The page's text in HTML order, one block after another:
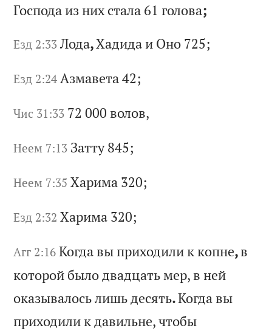
Господа из них стала 61 голова;
Езд 2:33 Лода,Хадида и Оно 725;
Езд 2:24 Азмавета42;
Чис 31:33 72 000 волов,
Неем 7:13 Затту 845;
Неем 7:35 Харима 320;
Езд 2:32 Харима 320;
Агг 2:16 Когда вы приходили к копне,в
которой былодвадцатьмер, в ней
оказывалосьлишьдесять.Когда вы
приходили кдавильне,чтобы